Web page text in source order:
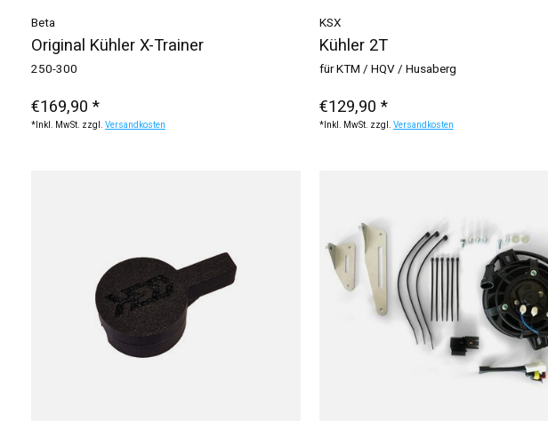
Beta
Original Kühler X-Trainer
250-300
€169,90 *
*Inkl. MwSt. zzgl. Versandkosten
KSX
Kühler 2T
für KTM / HQV / Husaberg
€129,90 *
*Inkl. MwSt. zzgl. Versandkosten